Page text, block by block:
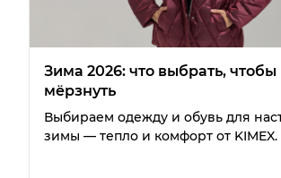
Зима 2026: что выбрать, чтобы
мёрзнуть
Выбираем одежду и обувь для
зимы — тепло и комфорт от KIMEX.